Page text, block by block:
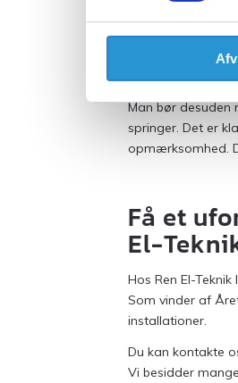
Hvis du bor i en
større.
Man bør desuden
springer. Det er
opmærksomhed.
Få et
El-
Hos Ren El-
Som vinder af
installationer.
Du kan kontakte
Vi besidder